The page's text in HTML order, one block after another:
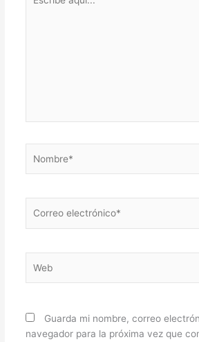
aquí...
electrónico*
Guarda mi nombre, correo
navegador para la próxima vez que